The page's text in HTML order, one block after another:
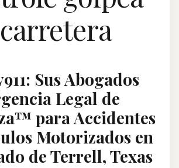
Sus Abogados
Legal de
para Accidentes
Motorizados en
de Terrell, Texas